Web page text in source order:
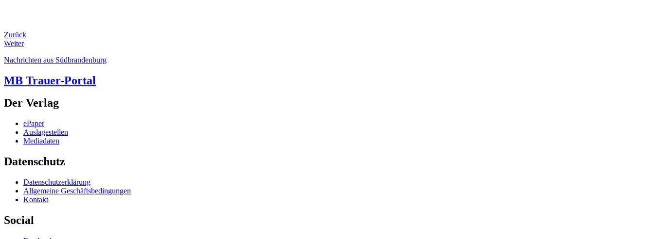
Zurück
Weiter
Nachrichten aus Südbrandenburg
MB Trauer-Portal
Der Verlag
ePaper
Auslagestellen
Mediadaten
Datenschutz
Datenschutzerklärung
Allgemeine Geschäftsbedingungen
Kontakt
Social